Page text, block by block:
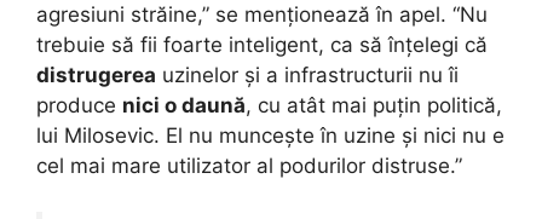
agresiuni străine,” se menționează în apel. “Nu
trebuie să fii foarte inteligent, ca să înțelegi că
distrugerea uzinelor și a infrastructurii nu îi
produce nici o daună, cu atât mai puțin politică,
lui Milosevic. El nu muncește în uzine și nici nu e
cel mai mare utilizator al podurilor distruse.”